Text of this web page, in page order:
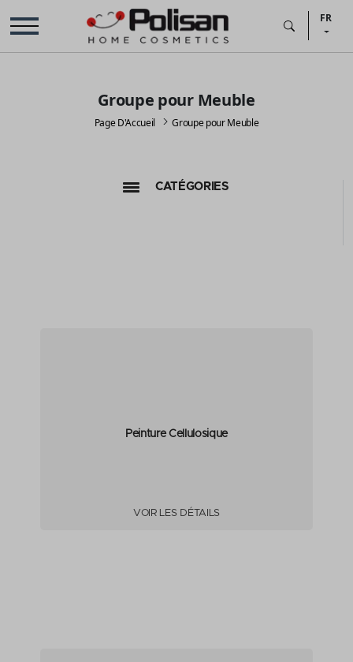
FR
Groupe pour Meuble
Page D'Accueil Groupe pour Meuble
CATÉGORIES
Peinture Cellulosique
VOIR LES DÉTAILS